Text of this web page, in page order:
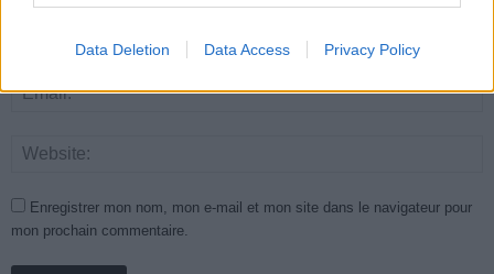
Data Deletion Data Access Privacy Policy
Enregistrer mon nom, mon e-mail et mon site dans le navigateur pour
mon prochain commentaire.